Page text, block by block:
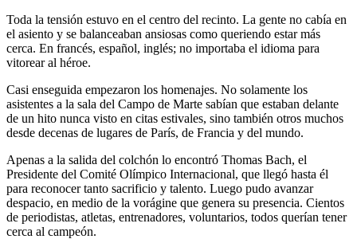
Toda la tensión estuvo en el centro del recinto. La gente no cabía en
el asiento y se balanceaban ansiosas como queriendo estar más
cerca. En francés, español, inglés; no importaba el idioma para
vitorear al héroe.
Casi enseguida empezaron los homenajes. No solamente los
asistentes a la sala del Campo de Marte sabían que estaban delante
de un hito nunca visto en citas estivales, sino también otros muchos
desde decenas de lugares de París, de Francia y del mundo.
Apenas a la salida del colchón lo encontró Thomas Bach, el
Presidente del Comité Olímpico Internacional, que llegó hasta él
para reconocer tanto sacrificio y talento. Luego pudo avanzar
despacio, en medio de la vorágine que genera su presencia. Cientos
de periodistas, atletas, entrenadores, voluntarios, todos querían tener
cerca al campeón.